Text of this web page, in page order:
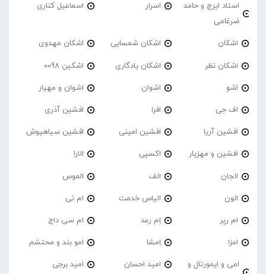
استاد ایرج و حامد
ضرغامی
اسرار اسماعیل کناری
اشکان اشکان شمسایی اشکان مهدوی
اشکان نظر اشکان یادگاری اشکین 0098
اشو اشوان اشوان و مهیار
اف جی افرا افشین آذری
افشین آریا افشین امینی افشین سیاهپوش
افشین و مهزیار اکسپی الارا
الجان الف الموس
الون الیاس خدمت ام تی
ام رپر اِم رعد ام سی داج
امزا اِمشا امو بند و محتشم
امی و ایمورتال و
امید احسان امید برجی